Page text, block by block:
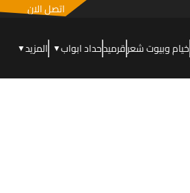
اتصل الان
خيام وبيوت شعرقرميدحداد ابواب▼ المزيد▼